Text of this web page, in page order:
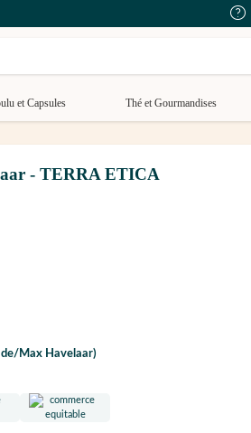
et Capsules Thé et Gourmandises
- TERRA ETICA
Max Havelaar)